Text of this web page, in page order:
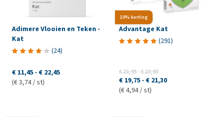
Adimere Vlooien en Teken -
Kat
(24)
€ 11,45 - € 22,45
(€ 3,74 / st)
10% korting
Advantage Kat
(291)
€ 21,95-€ 23,65
€ 19,75 - € 21,30
(€ 4,94 / st)